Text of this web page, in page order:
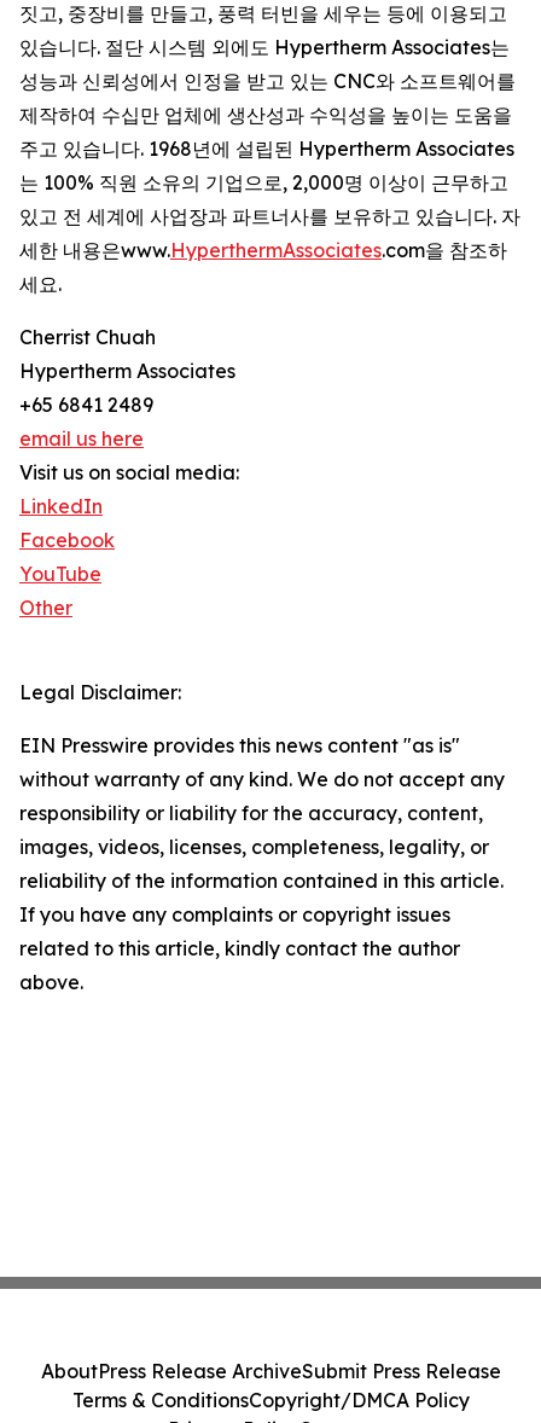
짓고, 중장비를 만들고, 풍력 터빈을 세우는 등에 이용되고
있습니다. 절단 시스템 외에도 Hypertherm Associates는
성능과 신뢰성에서 인정을 받고 있는 CNC와 소프트웨어를
제작하여 수십만 업체에 생산성과 수익성을 높이는 도움을
주고 있습니다. 1968년에 설립된 Hypertherm Associates
는 100% 직원 소유의 기업으로, 2,000명 이상이 근무하고
있고 전 세계에 사업장과 파트너사를 보유하고 있습니다. 자
세한 내용은www.HyperthermAssociates.com을 참조하
세요.
Cherrist Chuah
Hypertherm Associates
+65 6841 2489
email us here
Visit us on social media:
LinkedIn
Facebook
YouTube
Other
Legal Disclaimer:
EIN Presswire provides this news content "as is"
without warranty of any kind. We do not accept any
responsibility or liability for the accuracy, content,
images, videos, licenses, completeness, legality, or
reliability of the information contained in this article.
If you have any complaints or copyright issues
related to this article, kindly contact the author
above.
AboutPress Release ArchiveSubmit Press Release
Terms & ConditionsCopyright/DMCA Policy